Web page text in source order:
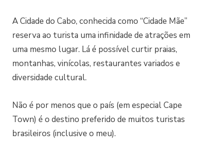
A Cidade do Cabo, conhecida como “Cidade Mãe”
reserva ao turista uma infinidade de atrações em
uma mesmo lugar. Lá é possível curtir praias,
montanhas, vinícolas, restaurantes variados e
diversidade cultural.
Não é por menos que o país (em especial Cape
Town) é o destino preferido de muitos turistas
brasileiros (inclusive o meu).